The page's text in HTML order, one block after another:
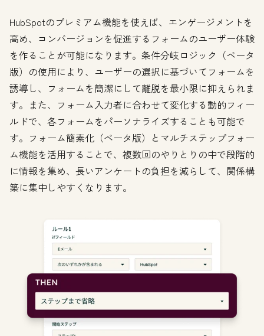
HubSpotのプレミアム機能を使えば、エンゲージメントを
高め、コンバージョンを促進するフォームのユーザー体験
を作ることが可能になります。条件分岐ロジック（ベータ
版）の使用により、ユーザーの選択に基づいてフォームを
誘導し、フォームを簡潔にして離脱を最小限に抑えられま
す。また、フォーム入力者に合わせて変化する動的フィー
ルドで、各フォームをパーソナライズすることも可能で
す。フォーム簡素化（ベータ版）とマルチステップフォー
ム機能を活用することで、複数回のやりとりの中で段階的
に情報を集め、長いアンケートの負担を減らして、関係構
築に集中しやすくなります。